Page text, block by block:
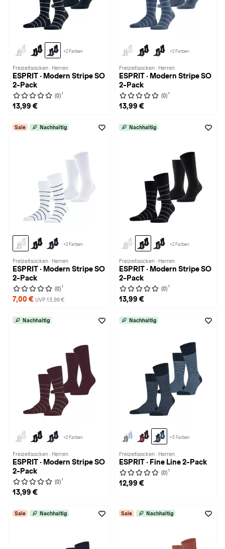
+2 Farben
Freizeitsocken · Herren
ESPRIT · Modern Stripe SO
2-Pack
(0) 1
13,99 €
+2 Farben
Freizeitsocken · Herren
ESPRIT · Modern Stripe SO
2-Pack
(0) 1
13,99 €
Sale Nachhaltig
+2 Farben
Freizeitsocken · Herren
ESPRIT · Modern Stripe SO
2-Pack
(0) 1
7,00 € UVP 13,99 €
Nachhaltig
+2 Farben
Freizeitsocken · Herren
ESPRIT · Modern Stripe SO
2-Pack
(0) 1
13,99 €
Nachhaltig
+2 Farben
Freizeitsocken · Herren
ESPRIT · Modern Stripe SO
2-Pack
(0) 1
13,99 €
Nachhaltig
+3 Farben
Freizeitsocken · Herren
ESPRIT · Fine Line 2-Pack
(0) 1
12,99 €
Sale Nachhaltig Sale Nachhaltig